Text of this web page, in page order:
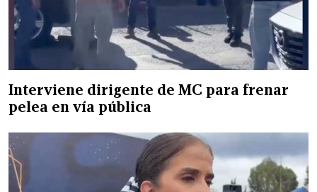
Interviene dirigente de MC para frenar
pelea en vía pública